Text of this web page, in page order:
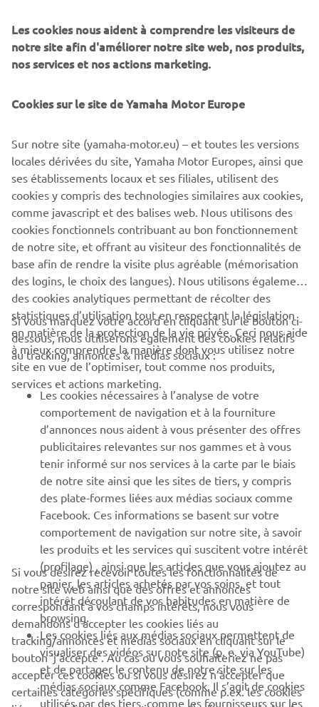
partenaires de l'industrie une plus grande liberté dans la
conception des nouveaux eBikes. Et la nouvelle batterie
ML625 sera présentée pour la première fois à l'occasion
grande autonomie, cette batterie haut de gamme propose
supérieure qui garantit un montage rapide et facile, ainsi
qu'un mécanisme anti-chute pour plus de sécurité.
EN SAVOIR PLUS
CORPORATE
BUSINESS
PLUS DE YAMAHA
SOUTIEN
BULLETIN
Soyez le premier à connaître les dernières offres, les événements
spéciaux, les nouveautés et bien plus encore
S'ABONNER
Lisez notre politique de confidentialité pour savoir comment
nous traitons vos données personnelles :Politique de
Confidentialité
Les cookies nous aident à comprendre les visiteurs de
notre site afin d'améliorer notre site web, nos produits,
nos services et nos actions marketing.
Cookies sur le site de Yamaha Motor Europe
Sur notre site (yamaha-motor.eu) – et toutes les versions
locales dérivées du site, Yamaha Motor Europes, ainsi que
ses établissements locaux et ses filiales, utilisent des
cookies y compris des technologies similaires aux cookies,
comme javascript et des balises web. Nous utilisons des
cookies fonctionnels contribuant au bon fonctionnement
de notre site, et offrant au visiteur des fonctionnalités de
base afin de rendre la visite plus agréable (mémorisation
des logins, le choix des langues). Nous utilisons également
des cookies analytiques permettant de récolter des
statistiques d’utilisation tout en respectant la législation
en matière de la protection de la vie privée. Ceci nous aide
à mieux comprendre la manière dont vous utilisez notre
site en vue de l’optimiser, tout comme nos produits,
services et actions marketing.
Si vous marquez votre accord en cliquant sur le bouton ci-
dessous, nous utiliserons également des cookies relatifs
au tracking, annonces & médias sociaux :
Les cookies nécessaires à l’analyse de votre
comportement de navigation et à la fourniture
d’annonces nous aident à vous présenter des offres
publicitaires relevantes sur nos gammes et à vous
tenir informé sur nos services à la carte par le biais
de notre site ainsi que les sites de tiers, y compris
des plate-formes liées aux médias sociaux comme
Facebook. Ces informations se basent sur votre
comportement de navigation sur notre site, à savoir
les produits et les services qui suscitent votre intérêt
(profilage) , ainsi que les articles que vous ajoutez au
panier, les articles achetés par vos soins, et tout
intérêt découlant de vos habitudes en matière de
browsing.
Les cookies liés aux médias sociaux permettent de
visualiser des vidéos sur note site (p. e. via YouTube)
et de partager le contenu de notre site sur les
médias sociaux comme Facebook. Il s’agit de cookies
utilisés par des tiers, comme les fournisseurs sur les
Si vous désirez recevoir toutes les fonctionnalités de
notre site web ainsi que des offres et annonces
correspondant à vos champs intérêts, nous vous
demandons d’accepter les cookies liés au
tracking/annonces et médias sociaux en cliquant sur le
bouton ‘j’accepte’. Au cas où vous souhaiteriez ne pas
accepter ces cookies ou si vous désirez n’accepter que
certaines catégories spécifiques (comme p.ex. les cookies